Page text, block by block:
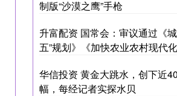
制版“沙漠之鹰”手枪
升富配资 国常会：审议通过《
五”规划》《加快农业农村现代化
华信投资 黄金大跳水，创下近
幅，每经记者实探水贝